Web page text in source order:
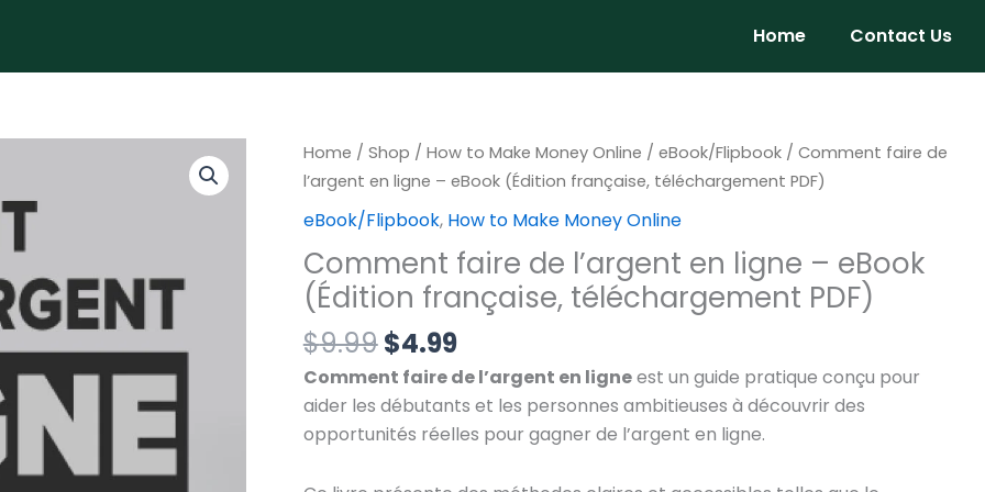
Home Contact Us
Home / Shop / How to Make Money Online / eBook/Flipbook/ Comment faire de
l’argent en ligne – eBook (Édition française, téléchargement PDF)
eBook/Flipbook, How to Make Money Online
Comment faire de l’argent en ligne – eBook
(Édition française, téléchargement PDF)
$9.99
Original
price
was:
$9.99.
$4.99
Current
price
is:
$4.99.
Comment faire de l’argent en ligneest un guide pratique conçu pour
aider les débutants et les personnes ambitieuses à découvrir des
opportunités réelles pour gagner de l’argent en ligne.
Comment
faire
de
l’argent
en
ligne
eBook
(Édition
française,
téléchargement